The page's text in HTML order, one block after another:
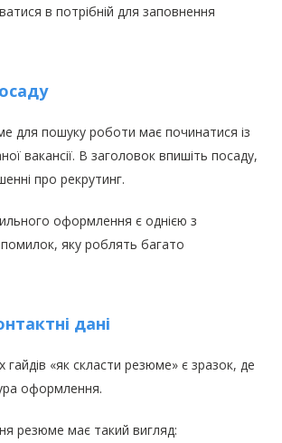
в потрібній для заповнення
для пошуку роботи має починатися із
вакансії. В заголовок впишіть посаду,
про рекрутинг.
оформлення є однією з
яку роблять багато
дані
«як скласти резюме» є зразок, де
оформлення.
резюме має такий вигляд: